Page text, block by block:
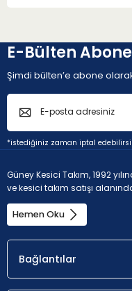
E-Bülten
Şimdi bülten’e abone
*istediğiniz zaman iptal
Güney Kesici Takım, 1992
ve kesici takım satışı
Hemen Oku
Bağlantılar